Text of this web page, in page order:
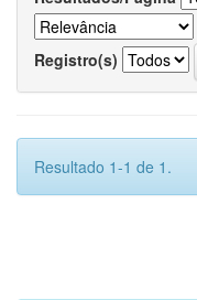
Registro(s)
Resultado 1-1 de 1.